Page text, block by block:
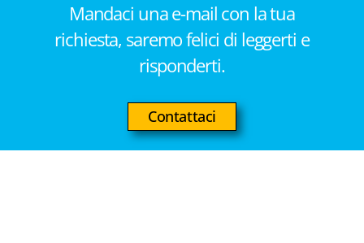
Mandaci una e-mail con la tua
richiesta, saremo felici di leggerti e
risponderti.
Contattaci